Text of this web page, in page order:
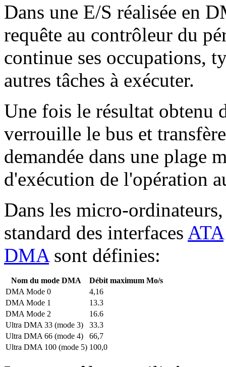
Dans une E/S réalisée en
requête au contrôleur du
continue ses occupations,
autres tâches à exécuter.
Une fois le résultat obtenu
verrouille le bus et
demandée dans une plage
d'exécution de l'opération
Dans les micro-
standard des interfaces ATA
DMAsont définies:
Nom du mode DMA
Débit maximum Mo/s
DMA Mode 0
4,16
DMA Mode 1
13.3
DMA Mode 2
16.6
Ultra DMA 33 (mode 3)
33.3
Ultra DMA 66 (mode 4)
66,7
Ultra DMA 100 (mode 5) 100,0